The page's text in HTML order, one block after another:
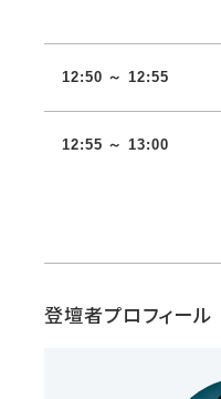
12:50 ～ 12:55
12:55 ～ 13:00
登壇者プロフィール